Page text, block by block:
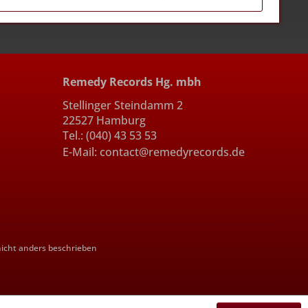
Remedy Records Hg. mbh
Stellinger Steindamm 2
22527 Hamburg
Tel.: (040) 43 53 53
E-Mail: contact@remedyrecords.de
anders beschrieben